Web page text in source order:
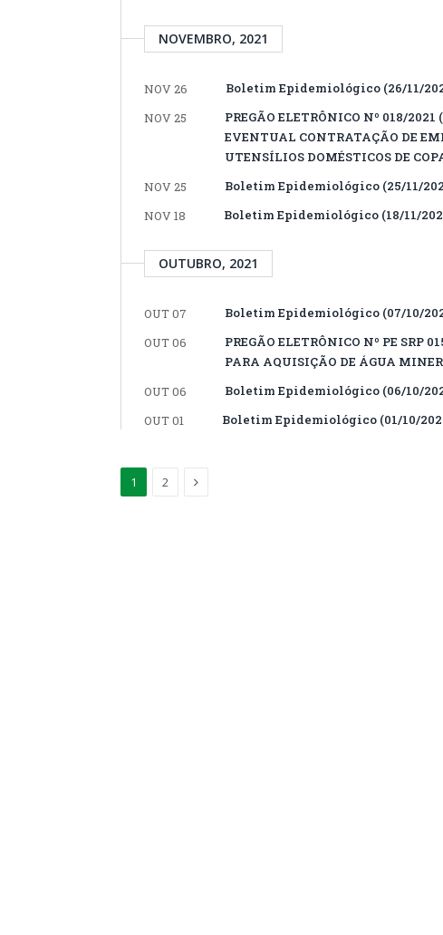
NOVEMBRO, 2021
NOV 26
Boletim Epidemiológico (26/11/
NOV 25
PREGÃO ELETRÔNICO Nº 018/2021
EVENTUAL CONTRATAÇÃO DE
UTENSÍLIOS DOMÉSTICOS DE
NOV 25
Boletim Epidemiológico (25/11/
NOV 18
Boletim Epidemiológico (18/11/
OUTUBRO, 2021
OUT 07
Boletim Epidemiológico (07/10/
OUT 06
PREGÃO ELETRÔNICO Nº PE SRP
PARA AQUISIÇÃO DE ÁGUA
OUT 06
Boletim Epidemiológico (06/10/
OUT 01
Boletim Epidemiológico (01/10/
1 2 Proximo